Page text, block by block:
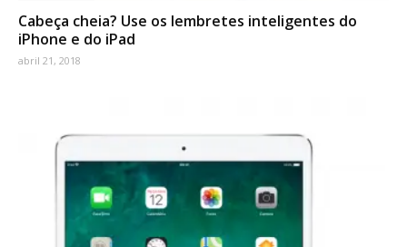
Cabeça cheia? Use os lembretes inteligentes do
iPhone e do iPad
abril 21, 2018